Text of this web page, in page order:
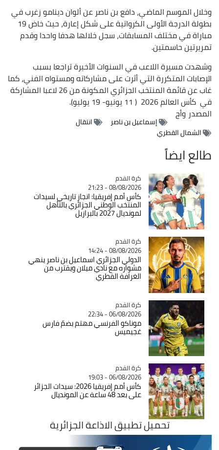
وخلال الموسم الماضي، دافع بن ناصر عن ألوان دينامو زغرب في
بطولة الدرجة الأولى الكرواتية على شكل إعارة، حيث خاض 19
مباراة في مختلف المسابقات، سجل خلالها هدفا واحدا وقدم
تمريرتين حاسمتين.
وشهدت مسيرة اللاعب في السنوات الأخيرة تراجعا بسبب
الإصابات المتكررة التي أثرت على مشاركاته ومستواه الفني، كما
غاب عن قائمة المنتخب الجزائري المكونة من 26 لاعبا المشاركة
في كأس العالم 2026 ( 11 يونيو- 19 يوليو).
المصدروأج
إسماعيل بن ناصر
انتقال
الشمال القطري
طالع ايضاً
Catégorie
كرة القدم
08/08/2026 - 21:23
كأس أمم إفريقيا: انجاز تاريخي لسيدات
المنتخب الوطني الجزائري بالتأهل
لمونديال 2027 بالبرازيل
Catégorie
كرة القدم
08/08/2026 - 14:24
الدولي الجزائري اسماعيل بن ناصر ينهي
مشواره مع نادي ميلان ويقترب من
الغرافة القطري
Catégorie
كرة القدم
06/08/2026 - 22:34
موناكو الفرنسي مهتم بضمّ فارس
غجيميس
Catégorie
كرة القدم
06/08/2026 - 19:03
كأس أمم إفريقيا 2026: سيدات الجزائر
على بعد 48 ساعة عن المونديال
تحميل تطبيق الاذاعة الجزائرية